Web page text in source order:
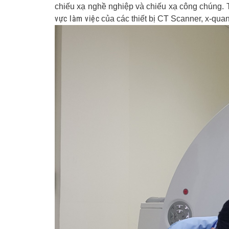
Thiết kế chế tạo lắp đặt
Quang
Vận chuyển, áp tải
chiếu xạ nghề nghiệp và chiếu xạ công chúng.
vực làm việc của các thiết bị CT Scanner, x-